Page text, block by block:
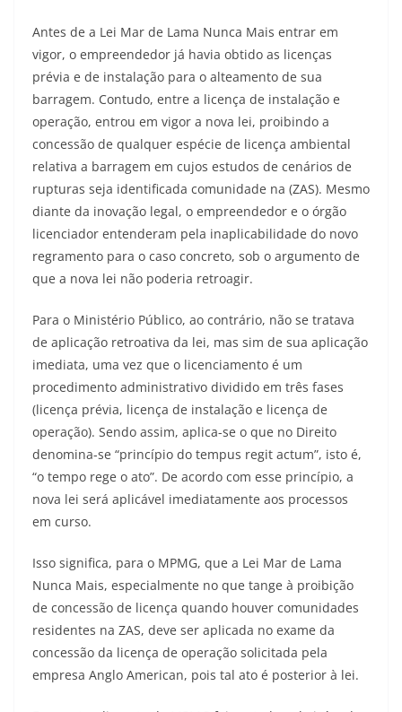
Antes de a Lei Mar de Lama Nunca Mais entrar em
vigor, o empreendedor já havia obtido as licenças
prévia e de instalação para o alteamento de sua
barragem. Contudo, entre a licença de instalação e
operação, entrou em vigor a nova lei, proibindo a
concessão de qualquer espécie de licença ambiental
relativa a barragem em cujos estudos de cenários de
rupturas seja identificada comunidade na (ZAS). Mesmo
diante da inovação legal, o empreendedor e o órgão
licenciador entenderam pela inaplicabilidade do novo
regramento para o caso concreto, sob o argumento de
que a nova lei não poderia retroagir.
Para o Ministério Público, ao contrário, não se tratava
de aplicação retroativa da lei, mas sim de sua aplicação
imediata, uma vez que o licenciamento é um
procedimento administrativo dividido em três fases
(licença prévia, licença de instalação e licença de
operação). Sendo assim, aplica-se o que no Direito
denomina-se “princípio do tempus regit actum”, isto é,
“o tempo rege o ato”. De acordo com esse princípio, a
nova lei será aplicável imediatamente aos processos
em curso.
Isso significa, para o MPMG, que a Lei Mar de Lama
Nunca Mais, especialmente no que tange à proibição
de concessão de licença quando houver comunidades
residentes na ZAS, deve ser aplicada no exame da
concessão da licença de operação solicitada pela
empresa Anglo American, pois tal ato é posterior à lei.